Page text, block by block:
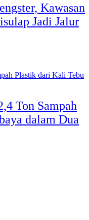
Kawasan
Jadi Jalur
Ton Sampah
dalam Dua